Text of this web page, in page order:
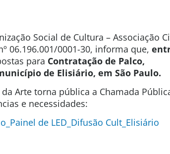
Social de Cultura – Associação
06.196.001/0001-30, informa que,
para Contratação de Palco,
de Elisiário​, em São Paulo.
Arte torna pública a Chamada
e necessidades:
de LED_Difusão Cult_Elisiário